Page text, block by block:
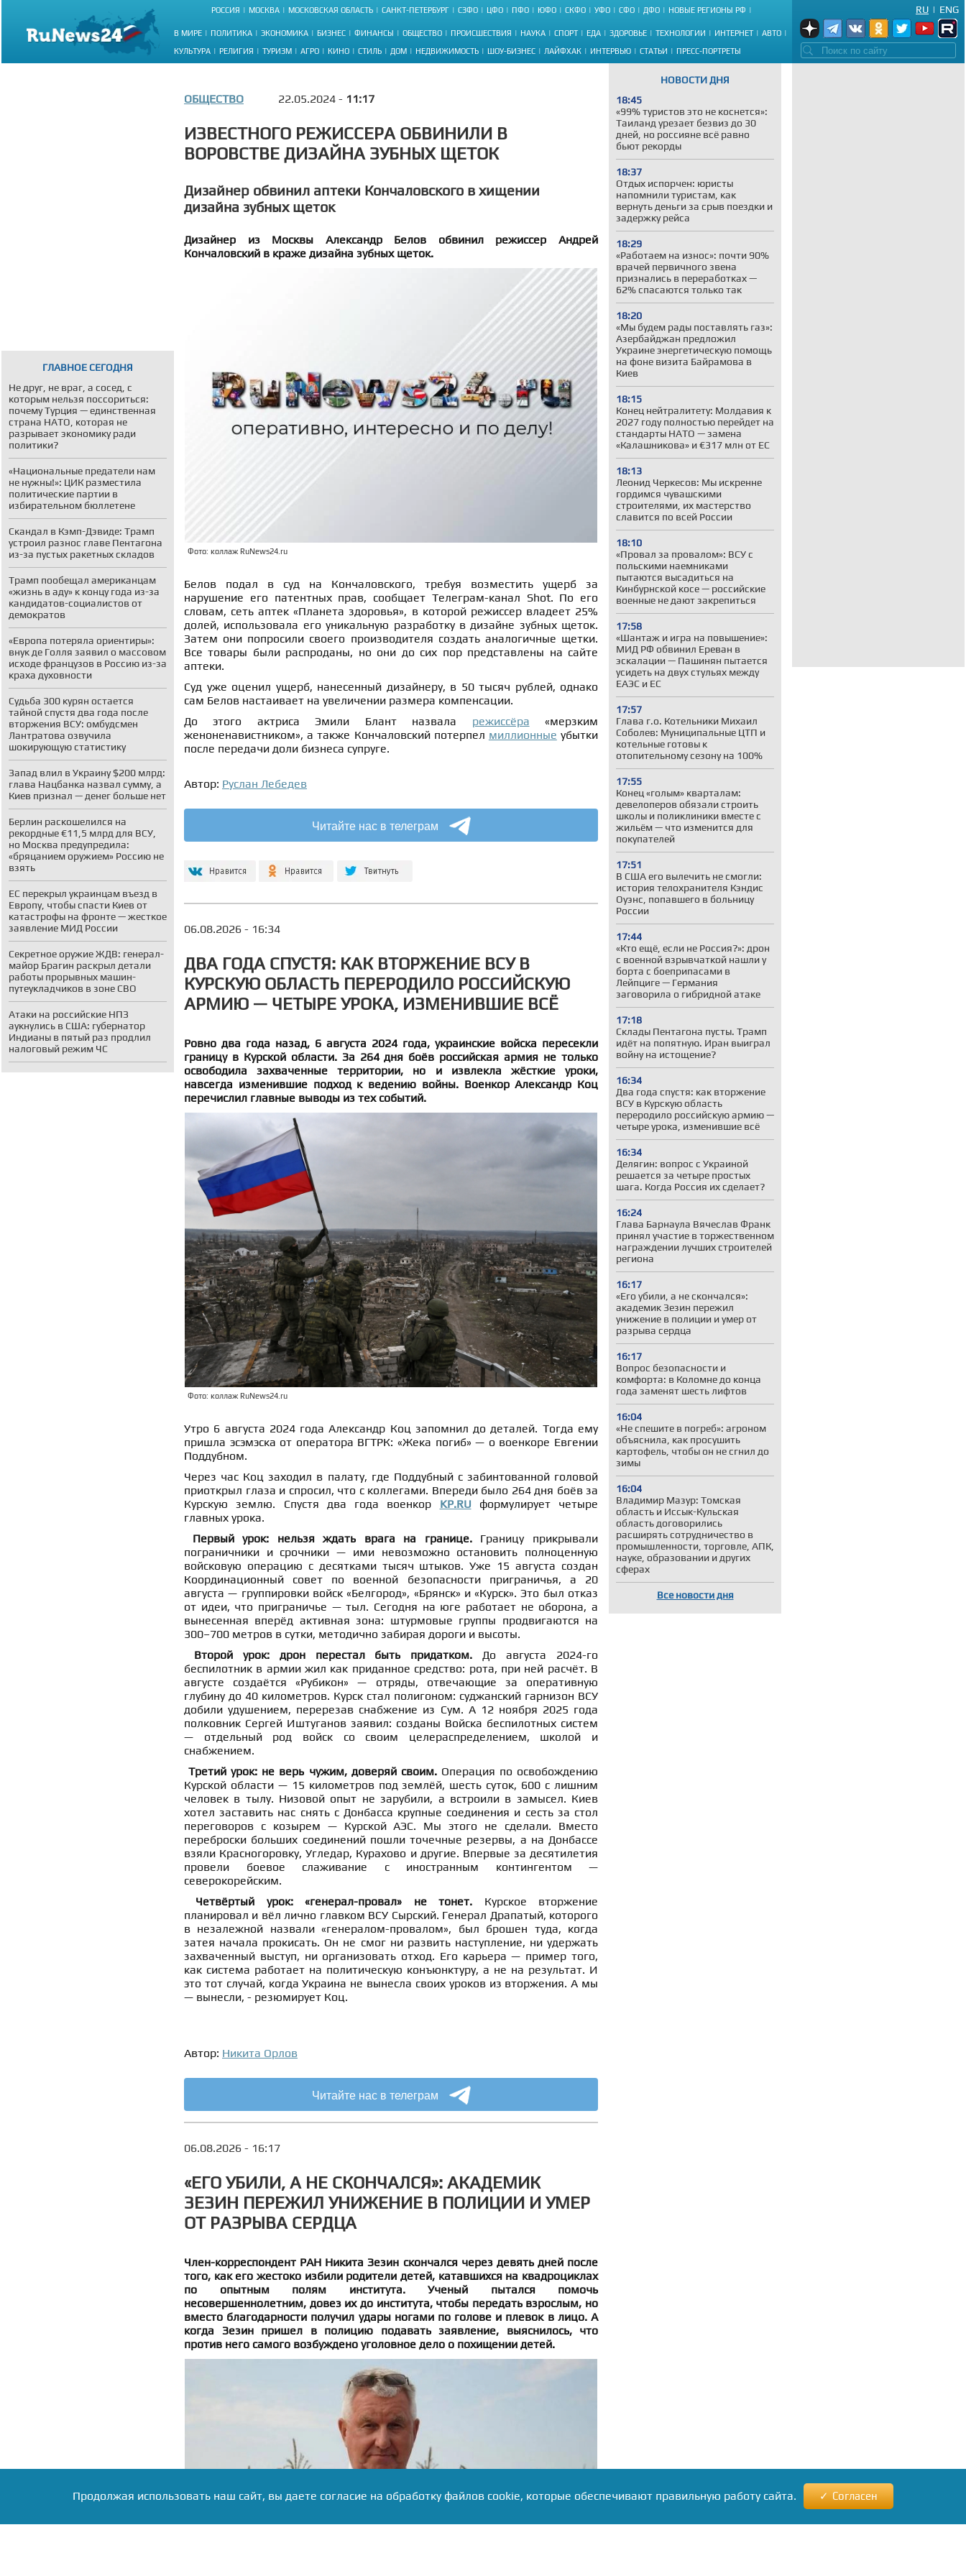
РОССИЯ МОСКВА МОСКОВСКАЯ ОБЛАСТЬ САНКТ-ПЕТЕРБУРГ СЗФО ЦФО ПФО ЮФО СКФО УФО СФО ДФО НОВЫЕ РЕГИОНЫ РФ
В МИРЕ ПОЛИТИКА ЭКОНОМИКА БИЗНЕС ФИНАНСЫ ОБЩЕСТВО ПРОИСШЕСТВИЯ НАУКА СПОРТ ЕДА ЗДОРОВЬЕ ТЕХНОЛОГИИ ИНТЕРНЕТ АВТО
КУЛЬТУРА РЕЛИГИЯ ТУРИЗМ АГРО КИНО СТИЛЬ ДОМ НЕДВИЖИМОСТЬ ШОУ-БИЗНЕС ЛАЙФХАК ИНТЕРВЬЮ СТАТЬИ ПРЕСС-ПОРТРЕТЫ
ENG
|
RU
ГЛАВНОЕ СЕГОДНЯ
Не друг, не враг, а сосед, с
которым нельзя поссориться:
почему Турция — единственная
страна НАТО, которая не
разрывает экономику ради
политики?
«Национальные предатели нам
не нужны!»: ЦИК разместила
политические партии в
избирательном бюллетене
Скандал в Кэмп-Дэвиде: Трамп
устроил разнос главе Пентагона
из-за пустых ракетных складов
Трамп пообещал американцам
«жизнь в аду» к концу года из-за
кандидатов-социалистов от
демократов
«Европа потеряла ориентиры»:
внук де Голля заявил о массовом
исходе французов в Россию из-за
краха духовности
Судьба 300 курян остается
тайной спустя два года после
вторжения ВСУ: омбудсмен
Лантратова озвучила
шокирующую статистику
Запад влил в Украину $200 млрд:
глава Нацбанка назвал сумму, а
Киев признал — денег больше нет
Берлин раскошелился на
рекордные €11,5 млрд для ВСУ,
но Москва предупредила:
«бряцанием оружием» Россию не
взять
ЕС перекрыл украинцам въезд в
Европу, чтобы спасти Киев от
катастрофы на фронте — жесткое
заявление МИД России
Секретное оружие ЖДВ: генерал-
майор Брагин раскрыл детали
работы прорывных машин-
путеукладчиков в зоне СВО
Атаки на российские НПЗ
аукнулись в США: губернатор
Индианы в пятый раз продлил
налоговый режим ЧС
НОВОСТИ ДНЯ
18:45
«99% туристов это не коснется»:
Таиланд урезает безвиз до 30
дней, но россияне всё равно
бьют рекорды
18:37
Отдых испорчен: юристы
напомнили туристам, как
вернуть деньги за срыв поездки и
задержку рейса
18:29
«Работаем на износ»: почти 90%
врачей первичного звена
признались в переработках —
62% спасаются только так
18:20
«Мы будем рады поставлять газ»:
Азербайджан предложил
Украине энергетическую помощь
на фоне визита Байрамова в
Киев
18:15
Конец нейтралитету: Молдавия к
2027 году полностью перейдет на
стандарты НАТО — замена
«Калашникова» и €317 млн от ЕС
18:13
Леонид Черкесов: Мы искренне
гордимся чувашскими
строителями, их мастерство
славится по всей России
18:10
«Провал за провалом»: ВСУ с
польскими наемниками
пытаются высадиться на
Кинбурнской косе — российские
военные не дают закрепиться
17:58
«Шантаж и игра на повышение»:
МИД РФ обвинил Ереван в
эскалации — Пашинян пытается
усидеть на двух стульях между
ЕАЭС и ЕС
17:57
Глава г.о. Котельники Михаил
Соболев: Муниципальные ЦТП и
котельные готовы к
отопительному сезону на 100%
17:55
Конец «голым» кварталам:
девелоперов обязали строить
школы и поликлиники вместе с
жильём — что изменится для
покупателей
17:51
В США его вылечить не смогли:
история телохранителя Кэндис
Оуэнс, попавшего в больницу
России
17:44
«Кто ещё, если не Россия?»: дрон
с военной взрывчаткой нашли у
борта с боеприпасами в
Лейпциге — Германия
заговорила о гибридной атаке
17:18
Склады Пентагона пусты. Трамп
идёт на попятную. Иран выиграл
войну на истощение?
16:34
Два года спустя: как вторжение
ВСУ в Курскую область
переродило российскую армию —
четыре урока, изменившие всё
16:34
Делягин: вопрос с Украиной
решается за четыре простых
шага. Когда Россия их сделает?
16:24
Глава Барнаула Вячеслав Франк
принял участие в торжественном
награждении лучших строителей
региона
16:17
«Его убили, а не скончался»:
академик Зезин пережил
унижение в полиции и умер от
разрыва сердца
16:17
Вопрос безопасности и
комфорта: в Коломне до конца
года заменят шесть лифтов
16:04
«Не спешите в погреб»: агроном
объяснила, как просушить
картофель, чтобы он не сгнил до
зимы
16:04
Владимир Мазур: Томская
область и Иссык-Кульская
область договорились
расширять сотрудничество в
промышленности, торговле, АПК,
науке, образовании и других
сферах
Все новости дня
ОБЩЕСТВО 22.05.2024 - 11:17
ИЗВЕСТНОГО РЕЖИССЕРА ОБВИНИЛИ В
ВОРОВСТВЕ ДИЗАЙНА ЗУБНЫХ ЩЕТОК
Дизайнер обвинил аптеки Кончаловского в хищении
дизайна зубных щеток
Дизайнер из Москвы Александр Белов обвинил режиссер Андрей
Кончаловский в краже дизайна зубных щеток.
Фото: коллаж RuNews24.ru
Белов подал в суд на Кончаловского, требуя возместить ущерб за
нарушение его патентных прав, сообщает Телеграм-канал Shot. По его
словам, сеть аптек «Планета здоровья», в которой режиссер владеет 25%
долей, использовала его уникальную разработку в дизайне зубных щеток.
Затем они попросили своего производителя создать аналогичные щетки.
Все товары были распроданы, но они до сих пор представлены на сайте
аптеки.
Суд уже оценил ущерб, нанесенный дизайнеру, в 50 тысяч рублей, однако
сам Белов настаивает на увеличении размера компенсации.
До этого актриса Эмили Блант назвала режиссёра «мерзким
женоненавистником», а также Кончаловский потерпел миллионные убытки
после передачи доли бизнеса супруге.
Автор: Руслан Лебедев
Читайте нас в телеграм
06.08.2026 - 16:34
ДВА ГОДА СПУСТЯ: КАК ВТОРЖЕНИЕ ВСУ В
КУРСКУЮ ОБЛАСТЬ ПЕРЕРОДИЛО РОССИЙСКУЮ
АРМИЮ — ЧЕТЫРЕ УРОКА, ИЗМЕНИВШИЕ ВСЁ
Ровно два года назад, 6 августа 2024 года, украинские войска пересекли
границу в Курской области. За 264 дня боёв российская армия не только
освободила захваченные территории, но и извлекла жёсткие уроки,
навсегда изменившие подход к ведению войны. Военкор Александр Коц
перечислил главные выводы из тех событий.
Фото: коллаж RuNews24.ru
Утро 6 августа 2024 года Александр Коц запомнил до деталей. Тогда ему
пришла эсэмэска от оператора ВГТРК: «Жека погиб» — о военкоре Евгении
Поддубном.
Через час Коц заходил в палату, где Поддубный с забинтованной головой
приоткрыл глаза и спросил, что с коллегами. Впереди было 264 дня боёв за
Курскую землю. Спустя два года военкор KP.RU формулирует четыре
главных урока.
Первый урок: нельзя ждать врага на границе. Границу прикрывали
пограничники и срочники — ими невозможно остановить полноценную
войсковую операцию с десятками тысяч штыков. Уже 15 августа создан
Координационный совет по военной безопасности приграничья, а 20
августа — группировки войск «Белгород», «Брянск» и «Курск». Это был отказ
от идеи, что приграничье — тыл. Сегодня на юге работает не оборона, а
вынесенная вперёд активная зона: штурмовые группы продвигаются на
300–700 метров в сутки, методично забирая дороги и высоты.
Второй урок: дрон перестал быть придатком.До августа 2024-го
беспилотник в армии жил как приданное средство: рота, при ней расчёт. В
августе создаётся «Рубикон» — отряды, отвечающие за оперативную
глубину до 40 километров. Курск стал полигоном: суджанский гарнизон ВСУ
добили удушением, перерезав снабжение из Сум. А 12 ноября 2025 года
полковник Сергей Иштуганов заявил: созданы Войска беспилотных систем
— отдельный род войск со своим целераспределением, школой и
снабжением.
Третий урок: не верь чужим, доверяй своим. Операция по освобождению
Курской области — 15 километров под землёй, шесть суток, 600 с лишним
человек в тылу. Низовой опыт не зарубили, а встроили в замысел. Киев
хотел заставить нас снять с Донбасса крупные соединения и сесть за стол
переговоров с козырем — Курской АЭС. Мы этого не сделали. Вместо
переброски больших соединений пошли точечные резервы, а на Донбассе
взяли Красногоровку, Угледар, Курахово и другие. Впервые за десятилетия
провели боевое слаживание с иностранным контингентом —
северокорейским.
Четвёртый урок: «генерал-провал» не тонет. Курское вторжение
планировал и вёл лично главком ВСУ Сырский. Генерал Драпатый, которого
в незалежной назвали «генералом-провалом», был брошен туда, когда
затея начала прокисать. Он не смог ни развить наступление, ни удержать
захваченный выступ, ни организовать отход. Его карьера — пример того,
как система работает на политическую конъюнктуру, а не на результат. И
это тот случай, когда Украина не вынесла своих уроков из вторжения. А мы
— вынесли, - резюмирует Коц.
Автор: Никита Орлов
Читайте нас в телеграм
06.08.2026 - 16:17
«ЕГО УБИЛИ, А НЕ СКОНЧАЛСЯ»: АКАДЕМИК
ЗЕЗИН ПЕРЕЖИЛ УНИЖЕНИЕ В ПОЛИЦИИ И УМЕР
ОТ РАЗРЫВА СЕРДЦА
Член-корреспондент РАН Никита Зезин скончался через девять дней после
того, как его жестоко избили родители детей, катавшихся на квадроциклах
по опытным полям института. Ученый пытался помочь
несовершеннолетним, довез их до института, чтобы передать взрослым, но
вместо благодарности получил удары ногами по голове и плевок в лицо. А
когда Зезин пришел в полицию подавать заявление, выяснилось, что
против него самого возбуждено уголовное дело о похищении детей.
Продолжая использовать наш сайт, вы даете согласие на обработку файлов cookie, которые обеспечивают правильную работу сайта. Согласен